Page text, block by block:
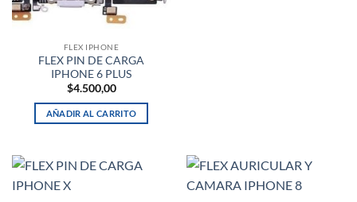
FLEX IPHONE
FLEX PIN DE CARGA
IPHONE 6 PLUS
$4.500,00
AÑADIR AL CARRITO